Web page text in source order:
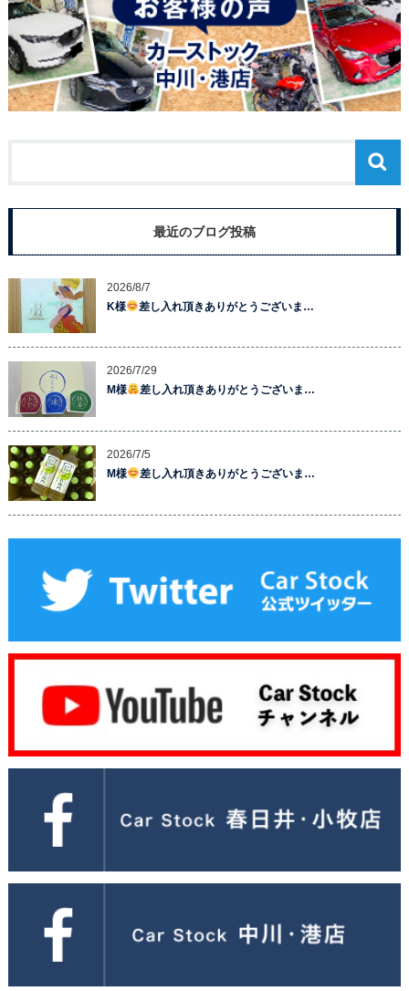
最近のブログ投稿
2026/8/7
K様
差し入れ頂きありがとうございま…
2026/7/29
M様
差し入れ頂きありがとうございま…
2026/7/5
M様
差し入れ頂きありがとうございま…